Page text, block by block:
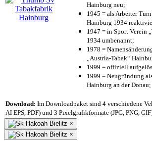
Hainburg neu;
1945 = als Arbeiter
Hainburg 1934
1947 = in Sport Verein
1934 umbenannt;
1978 =
„Austria-Tabak“
1999 = offiziell
1999 = Neugründung
Hainburg an der Donau;
Download: Im Downloadpaket sind 4 verschiedene
AI EPS, PDF) und 3 Pixelgrafikformate (JPG, PNG,
×
×